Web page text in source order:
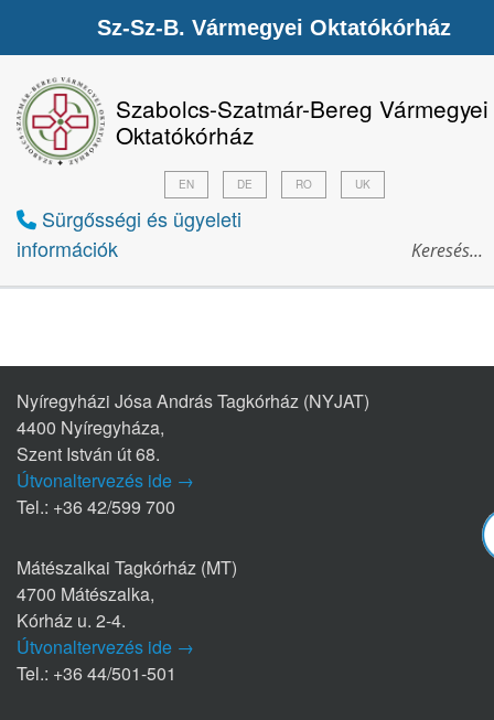
Szabolcs-Szatmár-Bereg Vármegyei
Oktatókórház
Sürgősségi és ügyeleti
információk
EN DE RO UK
Nyíregyházi Jósa András Tagkórház (NYJAT)
4400 Nyíregyháza,
Szent István út 68.
Útvonaltervezés ide →
Tel.: +36 42/599 700
Mátészalkai Tagkórház (MT)
4700 Mátészalka,
Kórház u. 2-4.
Útvonaltervezés ide →
Tel.: +36 44/501-501
Sz-Sz-B. Vármegyei Oktatókórház